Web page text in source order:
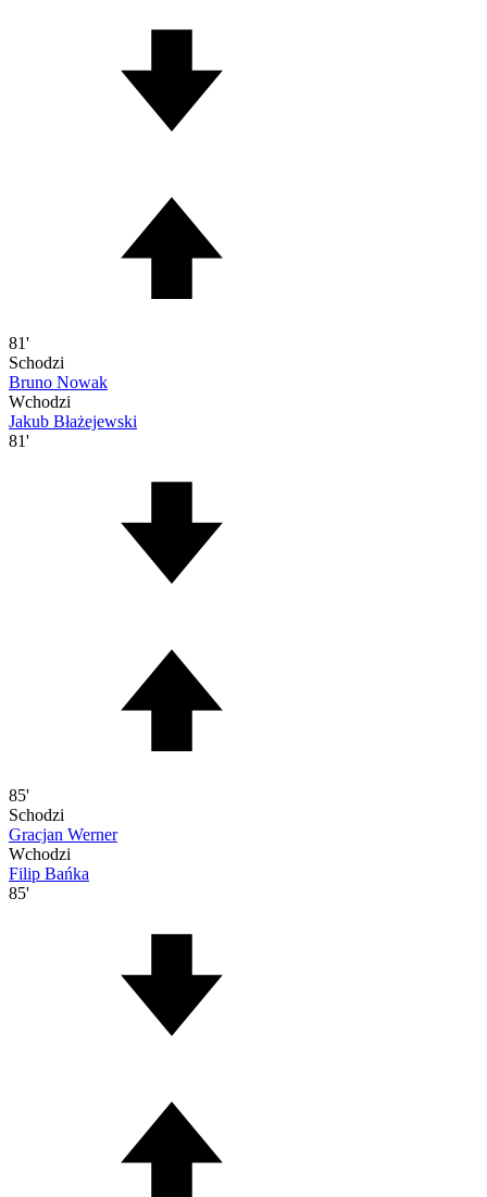
81'
Schodzi
Bruno Nowak
Wchodzi
Jakub Błażejewski
81'
85'
Schodzi
Gracjan Werner
Wchodzi
Filip Bańka
85'